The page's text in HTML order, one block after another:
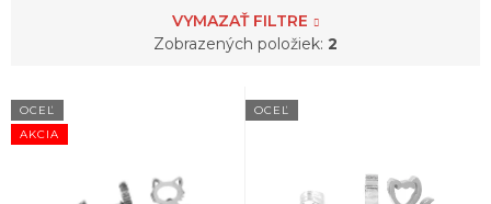
VYMAZAŤ FILTRE
Zobrazených položiek: 2
V
ý
pAKCIA
OCEĽ OCEĽ